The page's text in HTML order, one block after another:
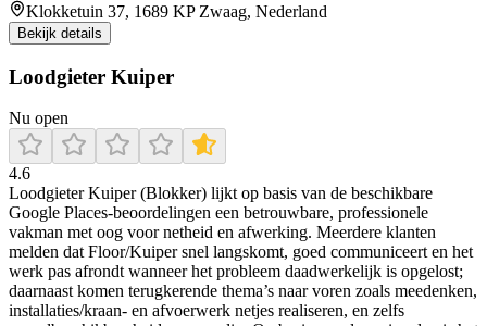
Klokketuin 37, 1689 KP Zwaag, Nederland
Bekijk details
Loodgieter Kuiper
Nu open
4.6
Loodgieter Kuiper (Blokker) lijkt op basis van de beschikbare
Google Places-beoordelingen een betrouwbare, professionele
vakman met oog voor netheid en afwerking. Meerdere klanten
melden dat Floor/Kuiper snel langskomt, goed communiceert en het
werk pas afrondt wanneer het probleem daadwerkelijk is opgelost;
daarnaast komen terugkerende thema’s naar voren zoals meedenken,
installaties/kraan- en afvoerwerk netjes realiseren, en zelfs